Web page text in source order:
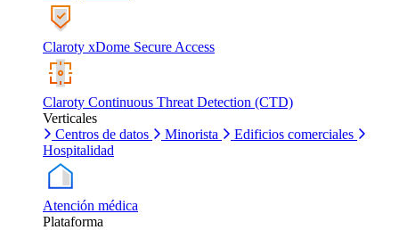
Claroty xDome Secure Access
Claroty Continuous Threat Detection (CTD)
Verticales
Centros de datos
Minorista
Edificios comerciales
Hospitalidad
Atención médica
Plataforma